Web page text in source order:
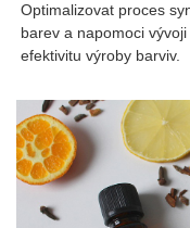
Optimalizovat proces
barev a napomoci
efektivitu výroby barviv.